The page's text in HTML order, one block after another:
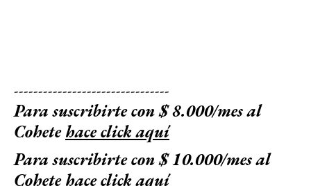
--------------------------------
Para suscribirte con $ 8.000/mes al
Cohetehace click aquí
Para suscribirte con $ 10.000/mes al
Cohetehace click aquí